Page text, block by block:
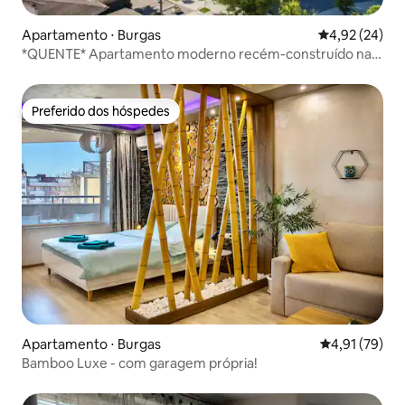
Apartamento ⋅ Burgas 4,92 de uma
4,92 (24)
*QUENTE* Apartamento moderno recém-construído na
Preferido dos hóspedes
Preferido dos hóspedes
Apartamento ⋅ Burgas 4,91 de uma
4,91 (79)
Bamboo Luxe - com garagem própria!